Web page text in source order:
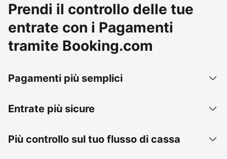
Prendi il controllo delle tue
entrate con i Pagamenti
tramite Booking.com
Pagamenti più semplici
Entrate più sicure
Più controllo sul tuo flusso di cassa